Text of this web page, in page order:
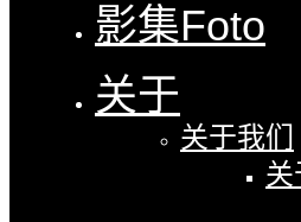
影集Foto
关于
关于我们
关